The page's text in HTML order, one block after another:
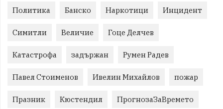
Политика Банско Наркотици Инцидент
Симитли Величие Гоце Делчев
Катастрофа задържан Румен Радев
Павел Стоименов Ивелин Михайлов пожар
Празник Кюстендил ПрогнозаЗаВремето